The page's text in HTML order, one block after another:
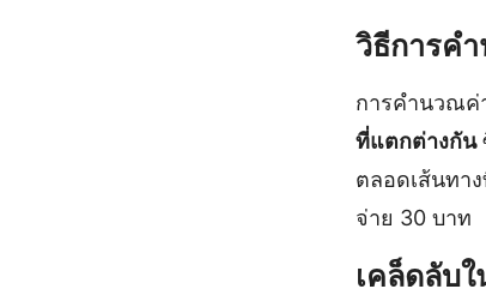
วิธีการค
การคำนวณค่
ที่แตกต่างกัน
ตลอดเส้นทา
จ่าย 30 บาท
เคล็ดลับ